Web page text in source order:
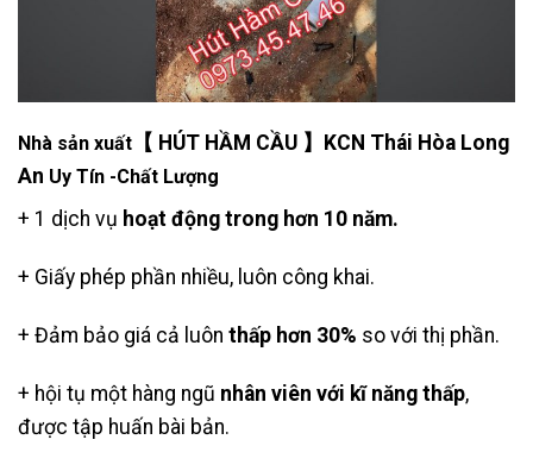
Nhà sản xuất 【 HÚT HẦM CẦU 】KCN Thái Hòa Long
An Uy Tín -Chất Lượng
+ 1 dịch vụ hoạt động trong hơn 10 năm.
+ Giấy phép phần nhiều, luôn công khai.
+ Đảm bảo giá cả luôn thấp hơn 30% so với thị phần.
+ hội tụ một hàng ngũ nhân viên với kĩ năng thấp,
được tập huấn bài bản.